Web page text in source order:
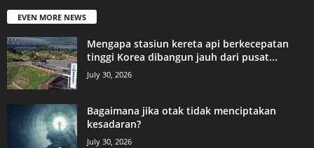
EVEN MORE NEWS
Mengapa stasiun kereta api berkecepatan
tinggi Korea dibangun jauh dari pusat...
July 30, 2026
Bagaimana jika otak tidak menciptakan
kesadaran?
July 30, 2026